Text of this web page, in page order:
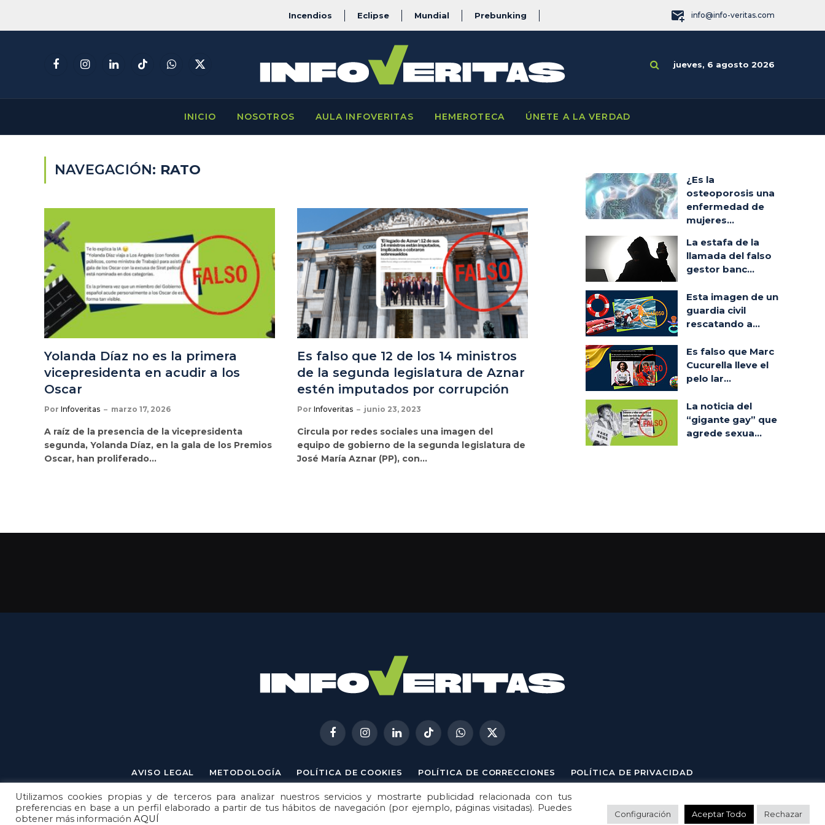
Incendios Eclipse Mundial Prebunking info@info-veritas.com
FacebookInstagramLinkedInTikTokWhatsApp
X
jueves, 6 agosto 2026
INICIO NOSOTROS AULA INFOVERITAS HEMEROTECA ÚNETE A LA VERDAD
NAVEGACIÓN: RATO
Yolanda Díaz no es la primera
vicepresidenta en acudir a los
Oscar
Por Infoveritas marzo 17, 2026
A raíz de la presencia de la vicepresidenta
segunda, Yolanda Díaz, en la gala de los Premios
Oscar, han proliferado…
Es falso que 12 de los 14 ministros
de la segunda legislatura de Aznar
estén imputados por corrupción
Por Infoveritas junio 23, 2023
Circula por redes sociales una imagen del
equipo de gobierno de la segunda legislatura de
José María Aznar (PP), con…
¿Es la
osteoporosis una
enfermedad de
mujeres...
La estafa de la
llamada del falso
gestor banc...
Esta imagen de un
guardia civil
rescatando a...
Es falso que Marc
Cucurella lleve el
pelo lar...
La noticia del
“gigante gay” que
agrede sexua...
FacebookInstagramLinkedInTikTokWhatsApp
X
(Twitter)
AVISO LEGAL METODOLOGÍA POLÍTICA DE COOKIES POLÍTICA DE CORRECCIONES POLÍTICA DE PRIVACIDAD
© 2026 Metech. Todos los derechos reservados.
Utilizamos cookies propias y de terceros para analizar nuestros servicios y mostrarte publicidad relacionada con tus
preferencias en base a un perfil elaborado a partir de tus hábitos de navegación (por ejemplo, páginas visitadas). Puedes
obtener más información AQUÍ Configuración Aceptar Todo Rechazar